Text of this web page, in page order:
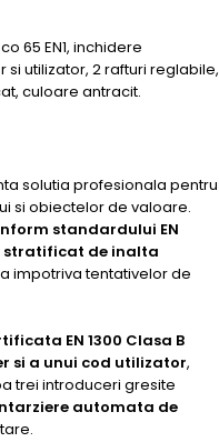
65 EN1, inchidere
si utilizator, 2 rafturi reglabile,
culoare antracit.
solutia profesionala pentru
si obiectelor de valoare.
standardului EN
stratificat de inalta
impotriva tentativelor de
EN 1300 Clasa B
si a unui cod utilizator,
trei introduceri gresite
automata de